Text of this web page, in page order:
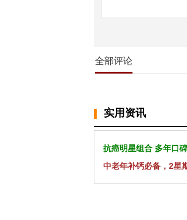
全部评论
实用资讯
抗癌明星组合 多年口
中老年补钙必备，2星